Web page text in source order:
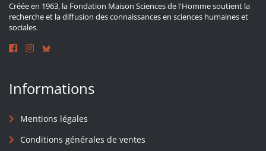
Créée en 1963, la Fondation Maison Sciences de l'Homme soutient la
recherche et la diffusion des connaissances en sciences humaines et
sociales.
Informations
Mentions légales
Conditions générales de ventes